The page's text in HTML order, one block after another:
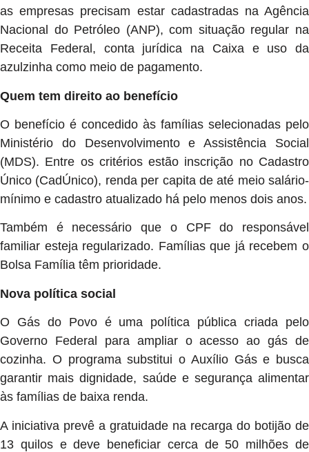
as empresas precisam estar cadastradas na Agência
Nacional do Petróleo (ANP), com situação regular na
Receita Federal, conta jurídica na Caixa e uso da
azulzinha como meio de pagamento.
Quem tem direito ao benefício
O benefício é concedido às famílias selecionadas pelo
Ministério do Desenvolvimento e Assistência Social
(MDS). Entre os critérios estão inscrição no Cadastro
Único (CadÚnico), renda per capita de até meio salário-
mínimo e cadastro atualizado há pelo menos dois anos.
Também é necessário que o CPF do responsável
familiar esteja regularizado. Famílias que já recebem o
Bolsa Família têm prioridade.
Nova política social
O Gás do Povo é uma política pública criada pelo
Governo Federal para ampliar o acesso ao gás de
cozinha. O programa substitui o Auxílio Gás e busca
garantir mais dignidade, saúde e segurança alimentar
às famílias de baixa renda.
A iniciativa prevê a gratuidade na recarga do botijão de
13 quilos e deve beneficiar cerca de 50 milhões de